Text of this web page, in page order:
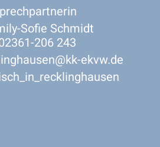
Sofie Schmidt
206 243
ekvw.de